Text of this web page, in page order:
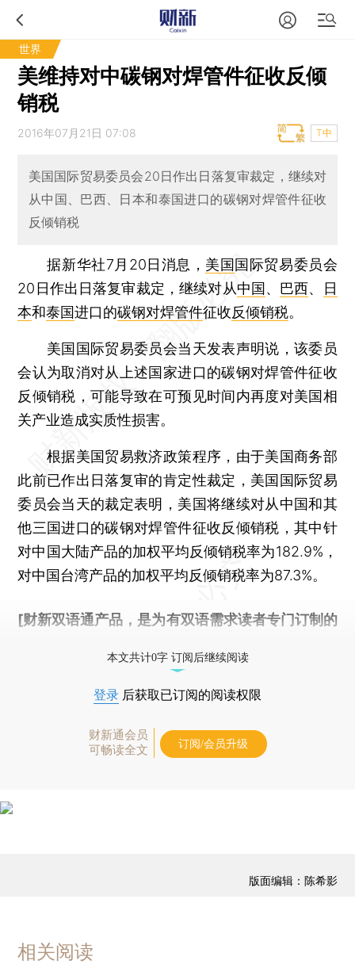
世界
美维持对中碳钢对焊管件征收反倾
销税
2016年07月21日 07:08 T中
美国国际贸易委员会20日作出日落复审裁定，继续对
从中国、巴西、日本和泰国进口的碳钢对焊管件征收
反倾销税
据新华社7月20日消息， 美国 国际贸易委员会
20日作出日落复审裁定，继续对从中国 、 巴西、
日
本和泰国进口的碳钢对焊管件征收反倾销税。
美国国际贸易委员会当天发表声明说，该委员
会认为取消对从上述国家进口的碳钢对焊管件征收
反倾销税，可能导致在可预见时间内再度对美国相
关产业造成实质性损害。
根据美国贸易救济政策程序，由于美国商务部
此前已作出日落复审的肯定性裁定，美国国际贸易
委员会当天的裁定表明，美国将继续对从中国和其
他三国进口的碳钢对焊管件征收反倾销税，其中针
对中国大陆产品的加权平均反倾销税率为182.9%，
对中国台湾产品的加权平均反倾销税率为87.3%。
[财新双语通产品，是为有双语需求读者专门订制的
本文共计0字 订阅后继续阅读
登录 后获取已订阅的阅读权限
财新通会员
可畅读全文
订阅/会员升级
版面编辑：陈希影
相关阅读